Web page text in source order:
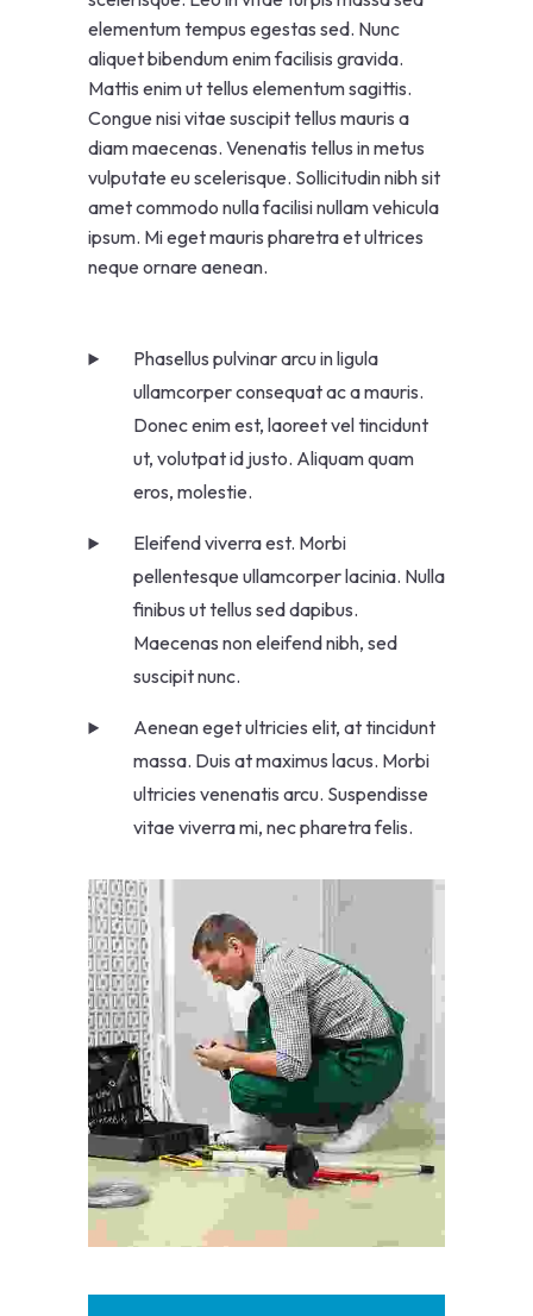
elementum tempus egestas sed. Nunc
aliquet bibendum enim facilisis gravida.
Mattis enim ut tellus elementum sagittis.
Congue nisi vitae suscipit tellus mauris a
diam maecenas. Venenatis tellus in metus
vulputate eu scelerisque. Sollicitudin nibh sit
amet commodo nulla facilisi nullam vehicula
ipsum. Mi eget mauris pharetra et ultrices
neque ornare aenean.
Phasellus pulvinar arcu in ligula
ullamcorper consequat ac a mauris.
Donec enim est, laoreet vel tincidunt
ut, volutpat id justo. Aliquam quam
eros, molestie.
Eleifend viverra est. Morbi
pellentesque ullamcorper lacinia. Nulla
finibus ut tellus sed dapibus.
Maecenas non eleifend nibh, sed
suscipit nunc.
Aenean eget ultricies elit, at tincidunt
massa. Duis at maximus lacus. Morbi
ultricies venenatis arcu. Suspendisse
vitae viverra mi, nec pharetra felis.